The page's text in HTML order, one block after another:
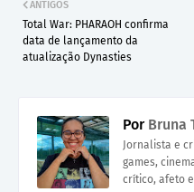
ANTIGOS
Total War: PHARAOH confirma
data de lançamento da
atualização Dynasties
PorBruna
Jornalista e
games,
crítico, afeto